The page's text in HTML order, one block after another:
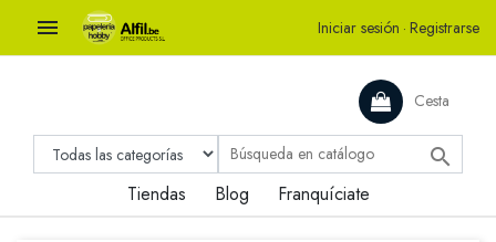
 Iniciar sesión · Registrarse
Cesta

Tiendas Blog Franquíciate